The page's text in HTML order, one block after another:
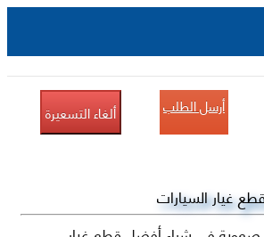
أرسل الطلب ألغاء التسعيرة
غيار السيارات